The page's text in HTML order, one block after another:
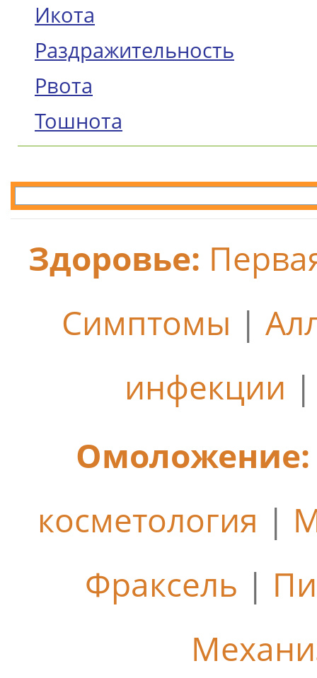
Икота
Раздражительность
Рвота
Тошнота
Здоровье:
Симптомы |
инфекции
Омоложение:
косметология |
Фраксель |